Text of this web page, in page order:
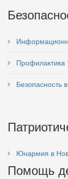
Профилактика
Безопасность
Юнармия в
Помощь